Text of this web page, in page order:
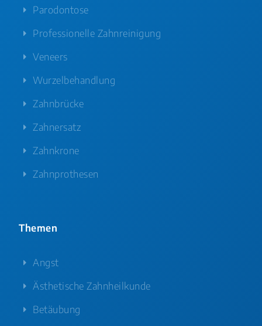
Parodontose
Professionelle Zahnreinigung
Veneers
Wurzelbehandlung
Zahnbrücke
Zahnersatz
Zahnkrone
Zahnprothesen
Themen
Angst
Ästhetische Zahnheilkunde
Betäubung